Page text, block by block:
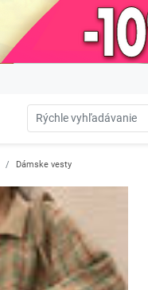
Dámske vesty